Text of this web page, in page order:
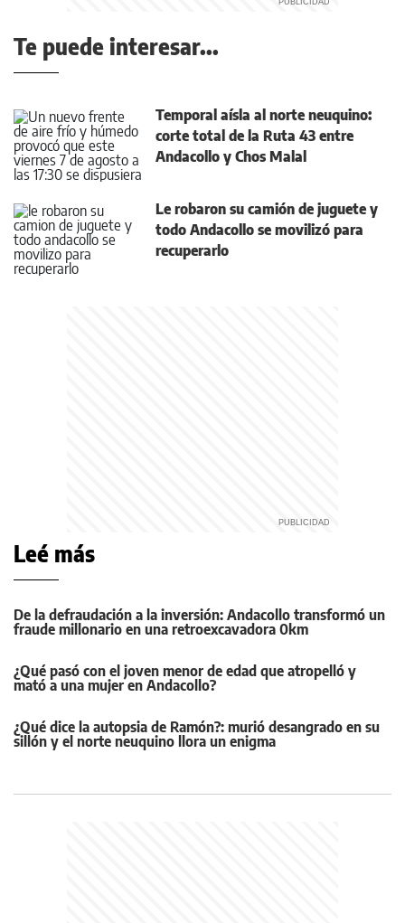
Te puede interesar...
Temporal aísla al norte neuquino:
corte total de la Ruta 43 entre
Andacollo y Chos Malal
Le robaron su camión de juguete y
todo Andacollo se movilizó para
recuperarlo
Leé más
De la defraudación a la inversión: Andacollo transformó un
fraude millonario en una retroexcavadora 0km
¿Qué pasó con el joven menor de edad que atropelló y
mató a una mujer en Andacollo?
¿Qué dice la autopsia de Ramón?: murió desangrado en su
sillón y el norte neuquino llora un enigma